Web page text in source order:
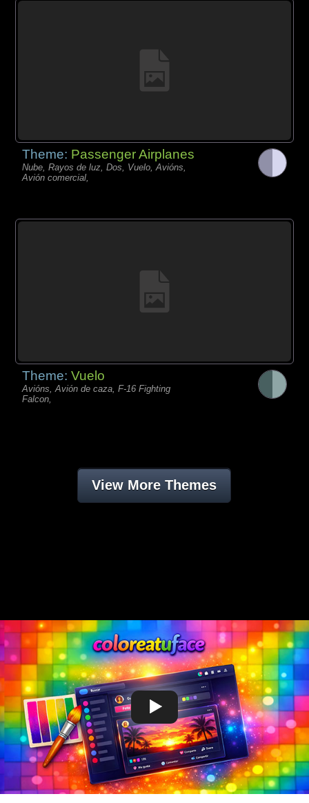
Theme: Passenger Airplanes
Nube, Rayos de luz, Dos, Vuelo, Avións,
Avión comercial,
Theme:Vuelo
Avións, Avión de caza, F-16 Fighting
Falcon,
View More Themes